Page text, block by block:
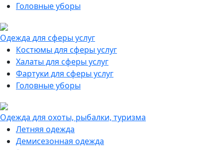
Головные уборы
Одежда для сферы услуг
Костюмы для сферы услуг
Халаты для сферы услуг
Фартуки для сферы услуг
Головные уборы
Одежда для охоты, рыбалки, туризма
Летняя одежда
Демисезонная одежда